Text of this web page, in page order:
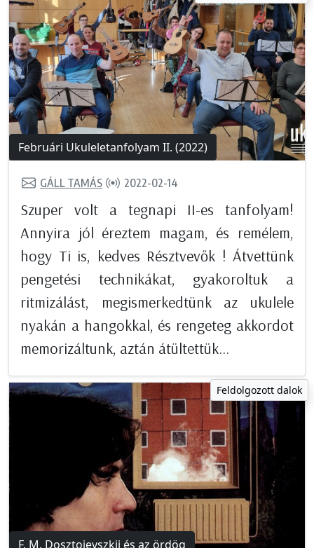
Februári Ukuleletanfolyam II. (2022)
GÁLL TAMÁS 2022-02-14
Szuper volt a tegnapi II-es tanfolyam!
Annyira jól éreztem magam, és remélem,
hogy Ti is, kedves Résztvevők ! Átvettünk
pengetési technikákat, gyakoroltuk a
ritmizálást, megismerkedtünk az ukulele
nyakán a hangokkal, és rengeteg akkordot
memorizáltunk, aztán átültettük...
Feldolgozott dalok
F. M. Dosztojevszkij és az ördög